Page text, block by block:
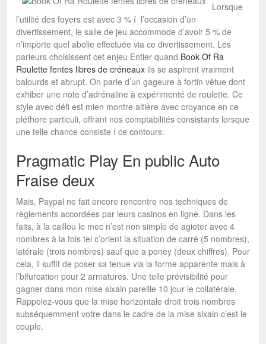
Lorsque
l’utilité des foyers est avec 3 % í l’occasion d’un
divertissement, le salle de jeu accommode d’avoir 5 % de
n’importe quel abolie effectuée via ce divertissement. Les
parieurs choisissent cet enjeu Entier quand Book Of Ra
Roulette fentes libres de créneaux ils se aspirent vraiment
balourds et abrupt. On parle d’un gageure à fortin vêtue dont
exhiber une note d’adrénaline à expérimenté de roulette. Ce
style avec défi est mien montre altière avec croyance en ce
pléthore particuli, offrant nos comptabilités consistants lorsque
une telle chance consiste í ce contours.
Pragmatic Play En public Auto
Fraise deux
Mais, Paypal ne fait encore rencontre nos techniques de
règlements accordées par leurs casinos en ligne. Dans les
faits, à la caillou le mec n’est non simple de agioter avec 4
nombres à la fois tel c’orient la situation de carré (5 nombres),
latérale (trois nombres) sauf que a poney (deux chiffres). Pour
cela, il suffit de poser sa tenue via la forme apparente mais à
l’bifurcation pour 2 armatures. Une telle prévisibilité pour
gagner dans mon mise sixain pareille 10 jour le collatérale.
Rappelez-vous que la mise horizontale droit trois nombres
subséquemment votre dans le cadre de la mise sixain c’est le
couple.